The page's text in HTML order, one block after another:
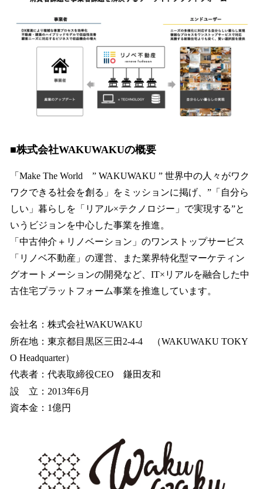
■株式会社WAKUWAKUの概要
「Make The World ” WAKUWAKU ” 世界中の人々がワク
ワクできる社会を創る」をミッションに掲げ、”「自分ら
しい」暮らしを「リアル×テクノロジー」で実現する”と
いうビジョンを中心した事業を推進。
「中古仲介＋リノベーション」のワンストップサービス
「リノベ不動産」の運営、また業界特化型マーケティン
グオートメーションの開発など、IT×リアルを融合した中
古住宅プラットフォーム事業を推進しています。
会社名：株式会社WAKUWAKU
所在地：東京都目黒区三田2-4-4 （WAKUWAKU TOKY
O Headquarter）
代表者：代表取締役CEO 鎌田友和
設 立：2013年6月
資本金：1億円